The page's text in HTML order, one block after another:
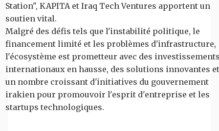
Station", KAPITA et Iraq Tech Ventures apportent un
soutien vital.
Malgré des défis tels que l'instabilité politique, le
financement limité et les problèmes d'infrastructure,
l'écosystème est prometteur avec des
internationaux en hausse, des solutions innovantes et
un nombre croissant d'initiatives du gouvernement
irakien pour promouvoir l'esprit d'entreprise et les
startups technologiques.